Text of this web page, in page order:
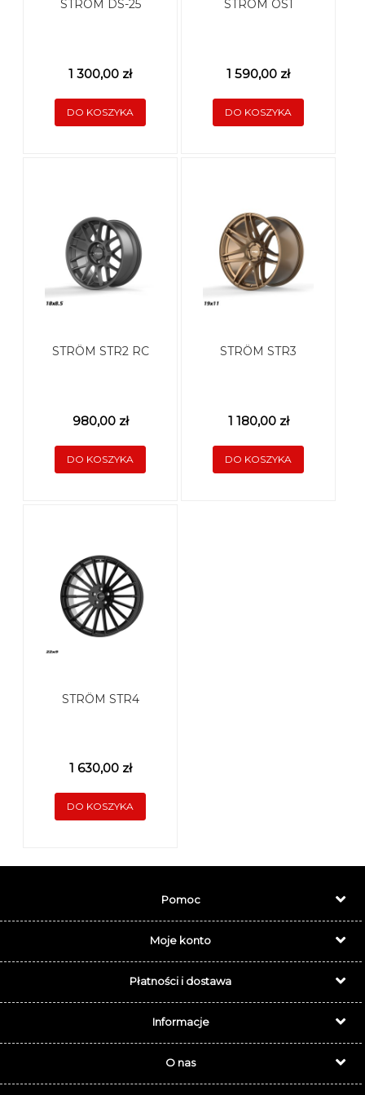
STRÖM DS-25
1 300,00 zł
DO KOSZYKA
STRÖM OS1
1 590,00 zł
DO KOSZYKA
STRÖM STR2 RC
980,00 zł
DO KOSZYKA
STRÖM STR3
1 180,00 zł
DO KOSZYKA
STRÖM STR4
1 630,00 zł
DO KOSZYKA
Pomoc
Moje konto
Płatności i dostawa
Informacje
O nas